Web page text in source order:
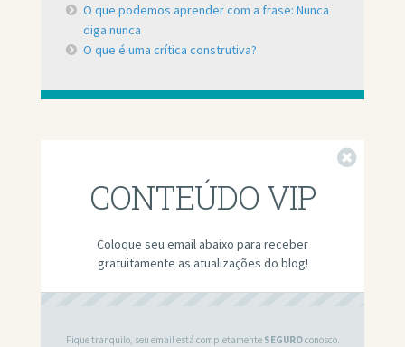
O que podemos aprender com a frase: Nunca
diga nunca
O que é uma crítica construtiva?
CONTEÚDO VIP
Coloque seu email abaixo para receber
gratuitamente as atualizações do blog!
Fique tranquilo, seu email está completamente SEGUROconosco.